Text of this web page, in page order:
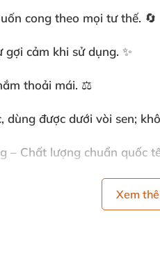
cong theo mọi tư thế. 🔄
cảm khi sử dụng. ✨
thoải mái. ⚖️
dùng được dưới vòi sen;
– Chất lượng chuẩn quốc
Xem